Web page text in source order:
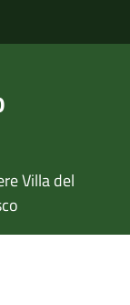
Villa del